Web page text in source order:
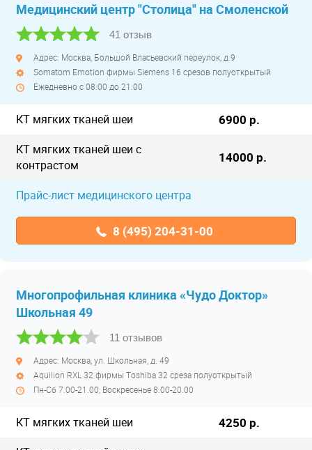
Медицинский центр "Столица" на Смоленской
41 отзыв
Адрес: Москва, Большой Власьевский переулок, д.9
Somatom Emotion фирмы Siemens 16 срезов полуоткрытый
Ежедневно с 08:00 до 21:00
КТ мягких тканей шеи 6900 р.
КТ мягких тканей шеи с
контрастом
14000 р.
Прайс-лист медицинского центра
8 (495) 204-31-00
Многопрофильная клиника «Чудо Доктор»
Школьная 49
11 отзывов
Адрес: Москва, ул. Школьная, д. 49
Aquilion RXL 32 фирмы Тoshiba 32 среза полуоткрытый
Пн-Сб 7.00-21.00; Воскресенье 8.00-20.00
КТ мягких тканей шеи 4250 р.